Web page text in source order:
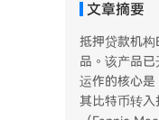
文章摘要
抵押贷款机
品。该产品
运作的核心
其比特币转